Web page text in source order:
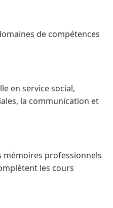
de compétences
en service social,
la communication et
mémoires professionnels
les cours